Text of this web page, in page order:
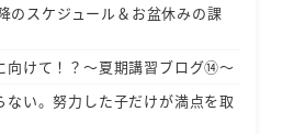
のスケジュール＆お盆休みの課
向けて！？～夏期講習ブログ⑭～
ない。努力した子だけが満点を取